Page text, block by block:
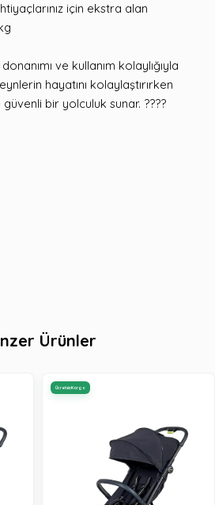
için ekstra alan
ve kullanım kolaylığıyla
hayatını kolaylaştırırken
bir yolculuk sunar. ????
Ürünler
Ücretsiz Kargo